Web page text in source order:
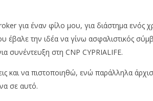
για έναν φίλο μου, για διάστημα ενός
έβαλε την ιδέα να γίνω ασφαλιστικός
συνέντευξη στη CNP CYPRIALIFE.
και να πιστοποιηθώ, ενώ παράλληλα
σε αυτό.